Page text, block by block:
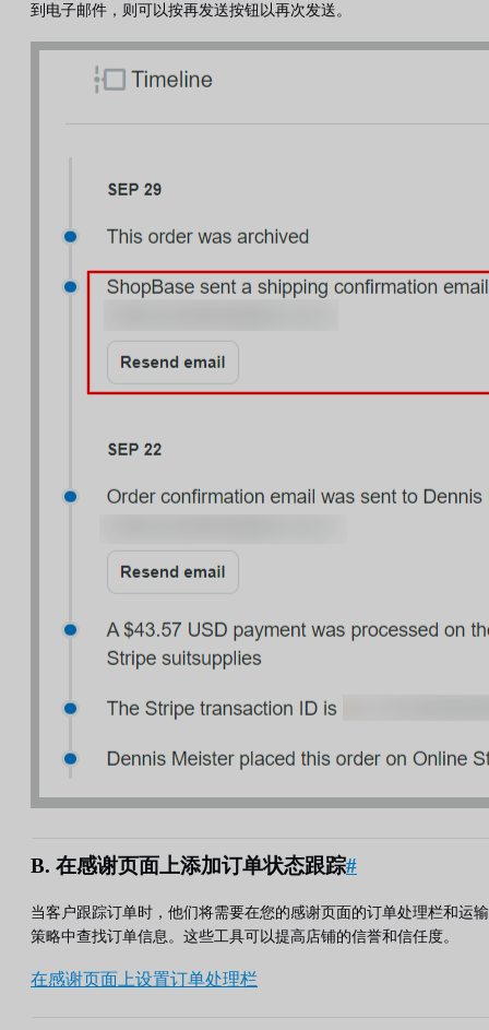
到电子邮件，则可以按再发送按钮以再次发送。
B. 在感谢页面上添加订单状态跟踪#
当客户跟踪订单时，他们将需要在您的感谢页面的订单处理栏和运输
策略中查找订单信息。这些工具可以提高店铺的信誉和信任度。
在感谢页面上设置订单处理栏